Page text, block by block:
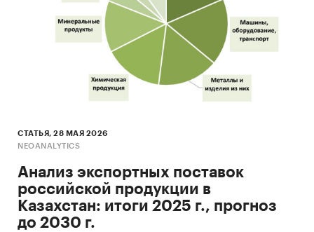
СТАТЬЯ, 28 МАЯ 2026
NEOANALYTICS
Анализ экспортных поставок
российской продукции в
Казахстан: итоги 2025 г., прогноз
до 2030 г.